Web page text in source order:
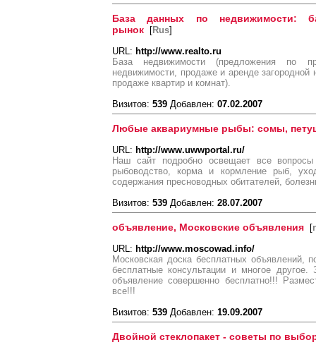
База данных по недвижимости:
рынок [Rus]
URL: http://www.realto.ru
База недвижимости (предложения по
недвижимости, продаже и аренде загородной
продаже квартир и комнат).
Визитов: 539 Добавлен: 07.02.2007
Любые аквариумные рыбы: сомы,
URL: http://www.uwwportal.ru/
Наш сайт подробно освещает все
рыбоводство, корма и кормление рыб,
содержания пресноводных обитателей,
Визитов: 539 Добавлен: 28.07.2007
объявление, Московские объявления [
URL: http://www.moscowad.info/
Московская доска бесплатных объявлений,
бесплатные консультации и многое
объявление совершенно бесплатно!!!
все!!!
Визитов: 539 Добавлен: 19.09.2007
Двойной стеклопакет - советы по